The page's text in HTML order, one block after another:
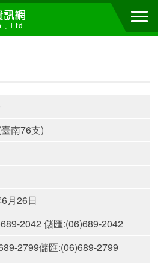
南76支)
月26日
2042 儲匯:(06)689-2042
2799儲匯:(06)689-2799